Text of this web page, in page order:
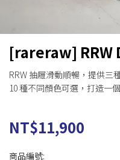
[rareraw] RRW
RRW 抽屜滑動順暢，提供三
10 種不同顏色可選，打造一
NT$11,900
商品編號: